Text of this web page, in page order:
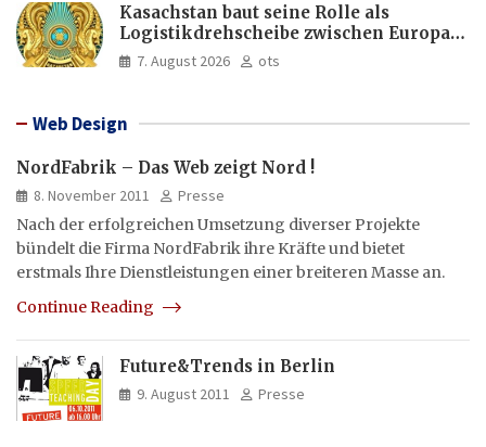
Kasachstan baut seine Rolle als
Logistikdrehscheibe zwischen Europa
und Asien aus
7. August 2026 ots
Web Design
NordFabrik – Das Web zeigt Nord !
8. November 2011
Presse
Nach der erfolgreichen Umsetzung diverser Projekte
bündelt die Firma NordFabrik ihre Kräfte und bietet
erstmals Ihre Dienstleistungen einer breiteren Masse an.
Continue Reading
Future&Trends in Berlin
9. August 2011 Presse